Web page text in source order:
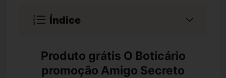
Índice
Produto grátis O Boticário
promoção Amigo Secreto